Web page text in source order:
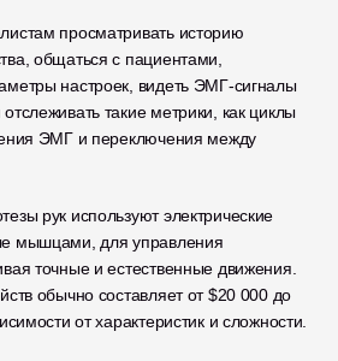
просматривать историю
общаться с пациентами,
настроек, видеть ЭМГ-сигналы
такие метрики, как циклы
ЭМГ и переключения между
рук используют электрические
мышцами, для управления
точные и естественные движения.
обычно составляет от $20 000 до
от характеристик и сложности.